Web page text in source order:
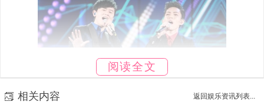
阅读全文
相关内容 返回娱乐资讯列表...